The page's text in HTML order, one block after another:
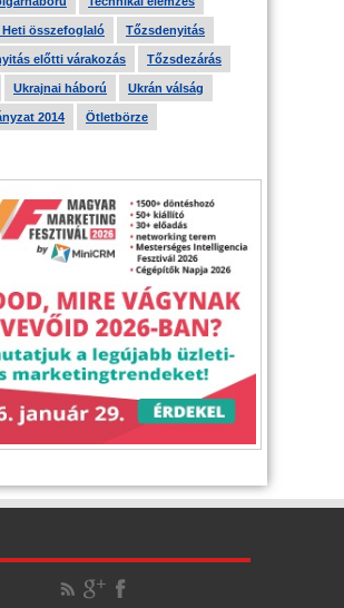
Heti összefoglaló Tőzsdenyitás
előtti várakozás Tőzsdezárás
Ukrajnai háború Ukrán válság
2014 Ötletbörze